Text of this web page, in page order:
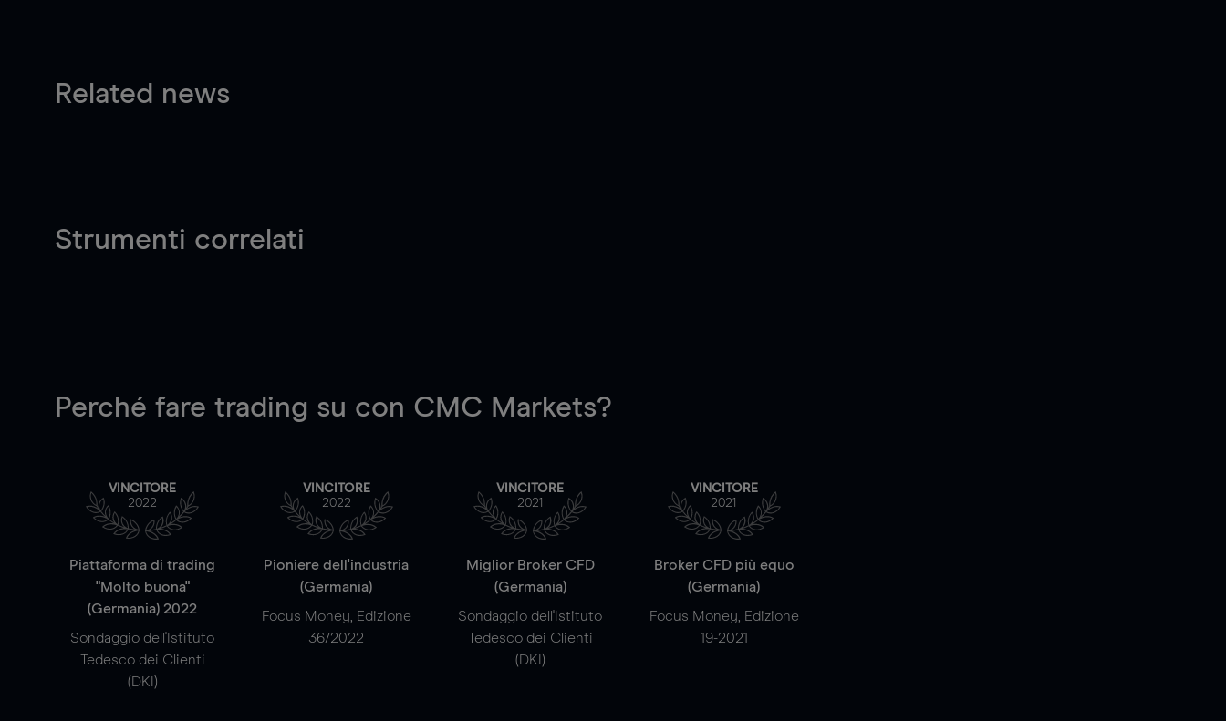
Related news
Strumenti correlati
Perché fare trading su con CMC Markets?
VINCITORE
2022
Piattaforma di trading
"Molto buona"
(Germania) 2022
Sondaggio dell'Istituto
Tedesco dei Clienti
(DKI)
VINCITORE
2022
Pioniere dell'industria
(Germania)
Focus Money, Edizione
36/2022
VINCITORE
2021
Miglior Broker CFD
(Germania)
Sondaggio dell'Istituto
Tedesco dei Clienti
(DKI)
VINCITORE
2021
Broker CFD più equo
(Germania)
Focus Money, Edizione
19-2021